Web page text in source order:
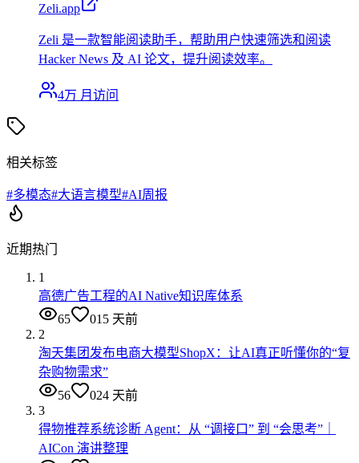
Zeli.app
Zeli 是一款智能阅读助手，帮助用户快速筛选和阅读
Hacker News 及 AI 论文，提升阅读效率。
4万 月访问
相关标签
#多模态#大语言模型#AI周报
近期热门
1
高德广告工程的AI Native知识库体系
65
015 天前
2
淘天集团发布电商大模型ShopX：让AI真正听懂你的“复
杂购物需求”
56
024 天前
3
得物推荐系统诊断 Agent：从 “调接口” 到 “会思考”｜
AICon 演讲整理